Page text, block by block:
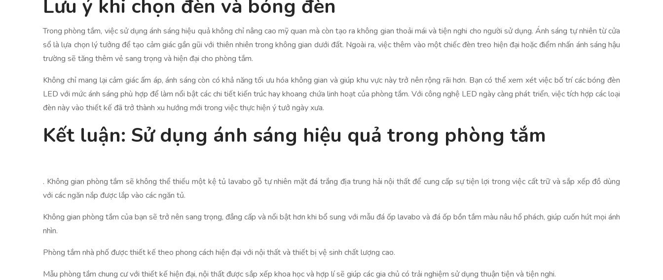
Lưu ý khi chọn đèn và bóng đèn
Trong phòng tắm, việc sử dụng ánh sáng hiệu quả không chỉ nâng cao mỹ quan mà còn tạo ra không gian thoải mái và tiện nghi cho người sử dụng. Ánh sáng tự nhiên từ cửa
sổ là lựa chọn lý tưởng để tạo cảm giác gần gũi với thiên nhiên trong không gian dưới đất. Ngoài ra, việc thêm vào một chiếc đèn treo hiện đại hoặc điểm nhấn ánh sáng hậu
trường sẽ tăng thêm vẻ sang trọng và hiện đại cho phòng tắm.
Không chỉ mang lại cảm giác ấm áp, ánh sáng còn có khả năng tối ưu hóa không gian và giúp khu vực này trở nên rộng rãi hơn. Bạn có thể xem xét việc bố trí các bóng đèn
LED với mức ánh sáng phù hợp để làm nổi bật các chi tiết kiến trúc hay khoang chứa linh hoạt của phòng tắm. Với công nghệ LED ngày càng phát triển, việc tích hợp các loại
đèn này vào thiết kế đã trở thành xu hướng mới trong việc thực hiện ý tưở ngày xưa.
Kết luận: Sử dụng ánh sáng hiệu quả trong phòng tắm
. Không gian phòng tắm sẽ không thể thiếu một kệ tủ lavabo gỗ tự nhiên mặt đá trắng địa trung hải nội thất để cung cấp sự tiện lợi trong việc cất trữ và sắp xếp đồ dùng
với các ngăn nắp được lắp vào các ngăn tủ.
Không gian phòng tắm của bạn sẽ trở nên sang trọng, đẳng cấp và nổi bật hơn khi bổ sung với mẫu đá ốp lavabo và đá ốp bồn tắm màu nâu hổ phách, giúp cuốn hút mọi ánh
nhìn.
Phòng tắm nhà phố được thiết kế theo phong cách hiện đại với nội thất và thiết bị vệ sinh chất lượng cao.
Mẫu phòng tắm chung cư với thiết kế hiện đại, nội thất được sắp xếp khoa học và hợp lí sẽ giúp các gia chủ có trải nghiệm sử dụng thuận tiện và tiện nghi.